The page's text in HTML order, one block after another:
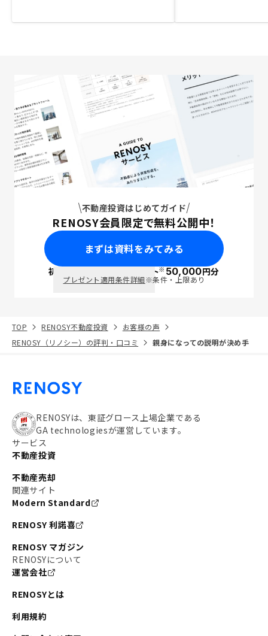
不動産投資はじめてガイド
RENOSY会員限定で無料公開中！
まずは資料をみてみる
初回面談で ポイント※50,000円分
プレゼント適用条件詳細※条件・上限あり
TOP RENOSY不動産投資
お客様の声
RENOSY（リノシー）の評判・口コミ
親身になっての説明が決め手
RENOSYは、東証グロース上場企業である
GA technologiesが運営しています。
サービス
不動産投資
不動産売却
関連サイト
Modern Standard
RENOSY 利諾喜
RENOSY マガジン
RENOSYについて
運営会社
RENOSYとは
利用規約